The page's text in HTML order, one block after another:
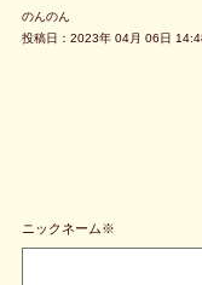
のんのん
投稿日：2023年 04月 06日
ニックネーム※